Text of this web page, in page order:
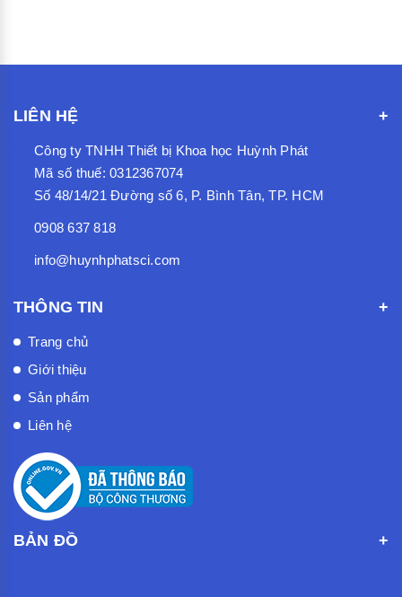
LIÊN HỆ
Công ty TNHH Thiết bị Khoa học Huỳnh Phát
Mã số thuế: 0312367074
Số 48/14/21 Đường số 6, P. Bình Tân, TP. HCM
0908 637 818
info@huynhphatsci.com
THÔNG TIN
Trang chủ
Giới thiệu
Sản phẩm
Liên hệ
BẢN ĐỒ